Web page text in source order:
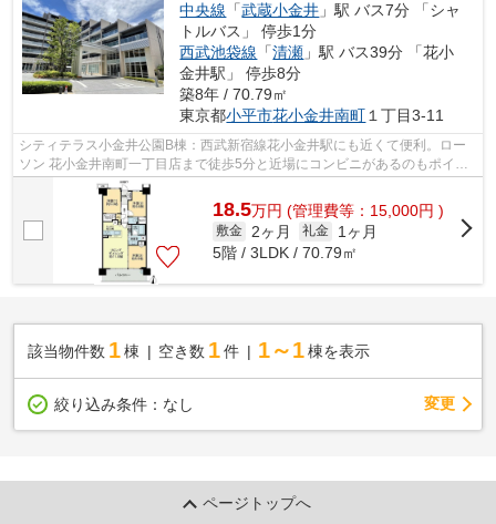
中央線 「武蔵小金井 」駅 バス7分 「シャ
トルバス」 停歩1分
西武池袋線 「清瀬 」駅 バス39分 「花小
金井駅」 停歩8分
築8年 / 70.79㎡
東京都小平市花小金井南町１丁目3-11
シティテラス小金井公園B棟：西武新宿線花小金井駅にも近くて便利。ロー
ソン 花小金井南町一丁目店まで徒歩5分と近場にコンビニがあるのもポイン
ト。共用部には敷地内ごみ置き場・エレ...
18.5万円 (管理費等：15,000円 )
敷金 2ヶ月 礼金
1ヶ月
5階 / 3LDK / 70.79㎡
該当物件数 1棟 空き数 1 件 1～1 棟を表示
絞り込み条件： なし 変更
ページトップへ